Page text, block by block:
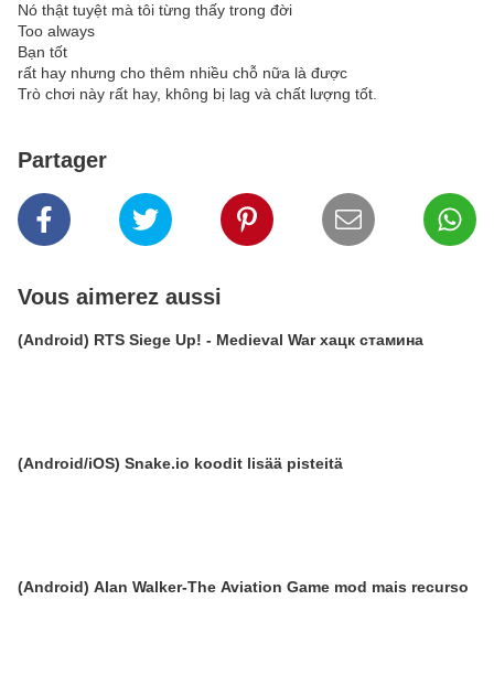
Nó thật tuyệt mà tôi từng thấy trong đời
Too always
Bạn tốt
rất hay nhưng cho thêm nhiều chỗ nữa là được
Trò chơi này rất hay, không bị lag và chất lượng tốt.
Partager
Vous aimerez aussi
(Android) RTS Siege Up! - Medieval War хацк стамина
(Android/iOS) Snake.io koodit lisää pisteitä
(Android) Alan Walker-The Aviation Game mod mais recurso